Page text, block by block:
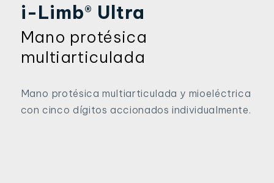
i-Limb® Ultra
Mano protésica
multiarticulada
Mano protésica multiarticulada y mioeléctrica
con cinco dígitos accionados individualmente.